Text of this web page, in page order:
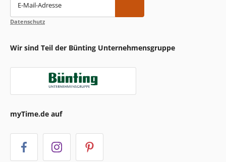
E-Mail-Adresse
Datenschutz
Wir sind Teil der Bünting Unternehmensgruppe
myTime.de auf